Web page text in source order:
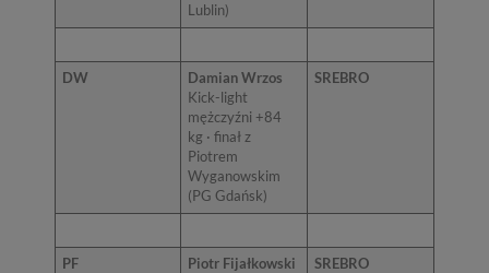
Lublin)
DW
Damian Wrzos
Kick-light
mężczyźni +84
kg · finał z
Piotrem
Wyganowskim
(PG Gdańsk)
SREBRO
PF
Piotr Fijałkowski
SREBRO